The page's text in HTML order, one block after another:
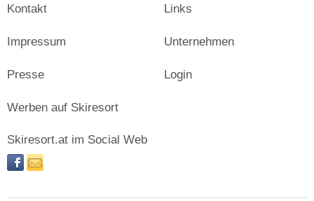
Kontakt
Impressum
Presse
Links
Unternehmen
Login
Werben auf Skiresort
Skiresort.at im Social Web
facebooknewsletter